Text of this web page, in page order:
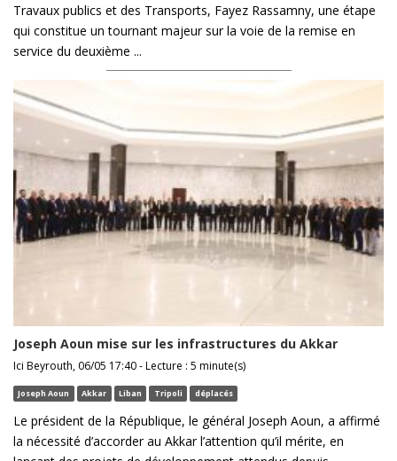
Travaux publics et des Transports, Fayez Rassamny, une étape
qui constitue un tournant majeur sur la voie de la remise en
service du deuxième ...
Joseph Aoun mise sur les infrastructures du Akkar
Ici Beyrouth, 06/05 17:40 - Lecture : 5 minute(s)
Joseph Aoun Akkar Liban Tripoli déplacés
Le président de la République, le général Joseph Aoun, a affirmé
la nécessité d’accorder au Akkar l’attention qu’il mérite, en